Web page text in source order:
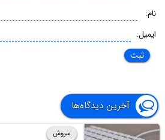
نام:
ایمیل:
آخرین دیدگاه‌ها
سروش